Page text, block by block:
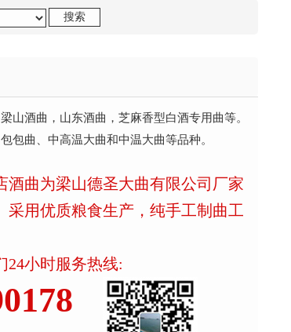
山酒曲，山东酒曲，芝麻香型白酒专用曲等。
包曲、中高温大曲和中温大曲等品种。
酒曲为梁山德圣大曲有限公司厂家
采用优质粮食生产，纯手工制曲工
24小时服务热线: